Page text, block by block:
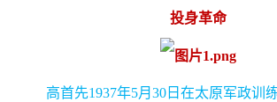
投身革命
高首先1937年5月30日在太原军政训